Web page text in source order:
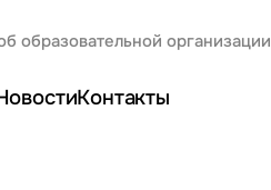
образовательной организации
Контакты